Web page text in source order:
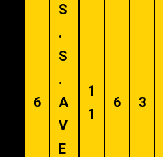
6
S
.
S
.
A
V
E
1
1
6 3